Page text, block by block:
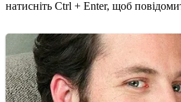
натисніть Ctrl + Enter, щоб